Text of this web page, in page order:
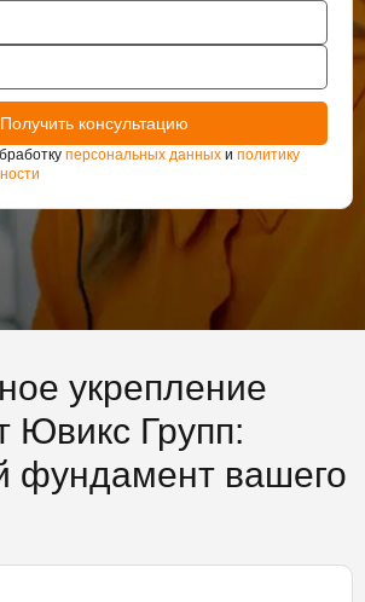
персональных данных и политику
укрепление
Ювикс Групп:
фундамент вашего